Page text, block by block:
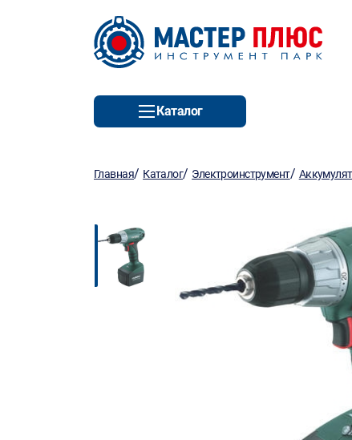
Каталог
Главная/ Каталог/ Электроинструмент/